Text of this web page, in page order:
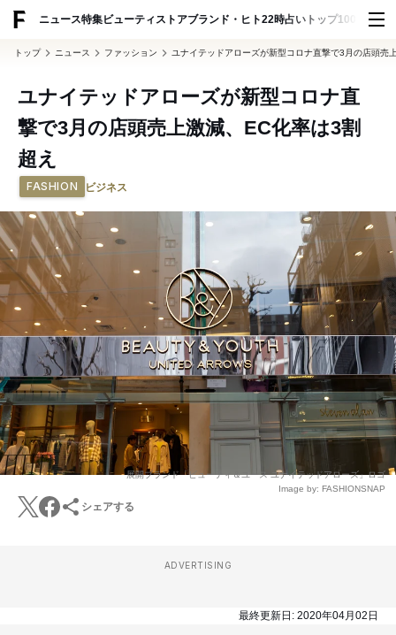
ニュース特集ビューティ ストアブランド・ヒト22時占い トップ100 スナッ
トップ ニュース ファッション ユナイテッドアローズが新型コロナ直撃で3月の店頭売
ユナイテッドアローズが新型コロナ直
撃で3月の店頭売上激減、EC化率は3割
超え
FASHION ビジネス
展開ブランド「ビューティ＆ユース ユナイテッドアローズ」ロゴ
Image by: FASHIONSNAP
シェアする
ADVERTISING
最終更新日: 2020年04月02日